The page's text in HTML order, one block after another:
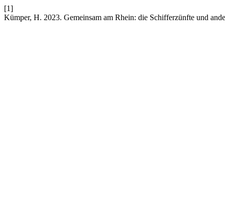
[1]
Kümper, H. 2023. Gemeinsam am Rhein: die Schifferzünfte und